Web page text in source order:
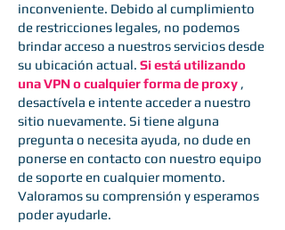
inconveniente. Debido al cumplimiento
de restricciones legales, no podemos
brindar acceso a nuestros servicios desde
su ubicación actual. Si está utilizando
una VPN o cualquier forma de proxy ,
desactívela e intente acceder a nuestro
sitio nuevamente. Si tiene alguna
pregunta o necesita ayuda, no dude en
ponerse en contacto con nuestro equipo
de soporte en cualquier momento.
Valoramos su comprensión y esperamos
poder ayudarle.